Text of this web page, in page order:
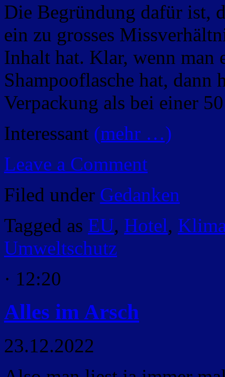
Die Begründung dafür ist,
ein zu grosses
Inhalt hat. Klar, wenn man
Shampooflasche hat,
Verpackung als bei einer
Interessant (mehr …)
Leave a Comment
Filed under Gedanken
Tagged as EU, Hotel,
Umweltschutz
· 12:20
Alles im Arsch
23.12.2022